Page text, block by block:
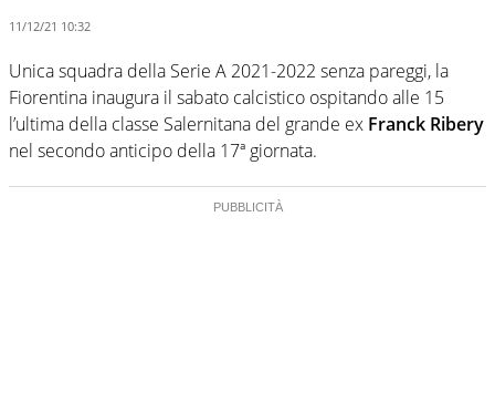
11/12/21 10:32
Unica squadra della Serie A 2021-2022 senza pareggi, la
Fiorentina inaugura il sabato calcistico ospitando alle 15
l’ultima della classe Salernitana del grande ex Franck Ribery
nel secondo anticipo della 17ª giornata.